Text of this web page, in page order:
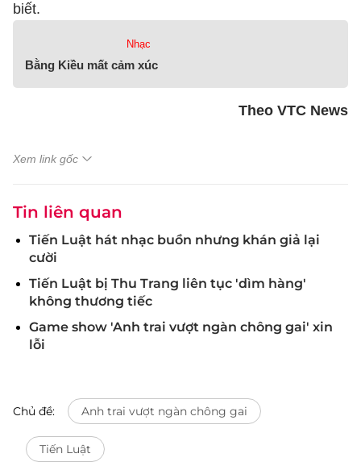
biết.
Nhạc
Bằng Kiều mất cảm xúc
Theo VTC News
Xem link gốc
Tin liên quan
Tiến Luật hát nhạc buồn nhưng khán giả lại
cười
Tiến Luật bị Thu Trang liên tục 'dìm hàng'
không thương tiếc
Game show 'Anh trai vượt ngàn chông gai' xin
lỗi
Chủ đề: Anh trai vượt ngàn chông gai
Tiến Luật